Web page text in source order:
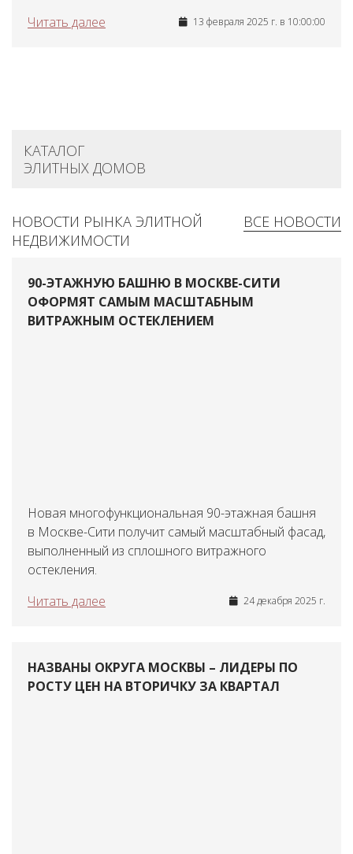
Читать далее
13 февраля 2025 г. в 10:00:00
КАТАЛОГ
ЭЛИТНЫХ ДОМОВ
ВСЕ НОВОСТИ
НОВОСТИ РЫНКА ЭЛИТНОЙ
НЕДВИЖИМОСТИ
90-ЭТАЖНУЮ БАШНЮ В МОСКВЕ-СИТИ
ОФОРМЯТ САМЫМ МАСШТАБНЫМ
ВИТРАЖНЫМ ОСТЕКЛЕНИЕМ
Новая многофункциональная 90-этажная башня
в Москве-Сити получит самый масштабный фасад,
выполненный из сплошного витражного
остекления.
Читать далее
24 декабря 2025 г.
НАЗВАНЫ ОКРУГА МОСКВЫ – ЛИДЕРЫ ПО
РОСТУ ЦЕН НА ВТОРИЧКУ ЗА КВАРТАЛ